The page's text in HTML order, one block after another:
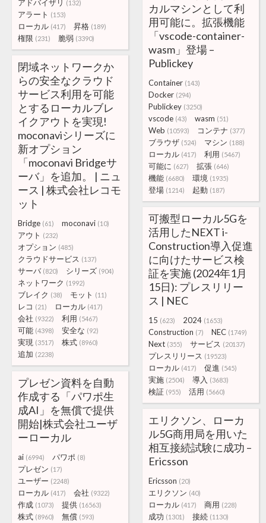
アドバイザリ (132)
アラート (153)
ローカル (417) 昇格 (189)
権限 (231) 脆弱 (3390)
カルマシンとして利
用可能に。拡張機能
「vscode-container-
wasm」登場 –
Publickey
Container (143)
Docker (294)
Publickey (3250)
vscode (43) wasm (51)
Web (10593) コンテナ (377)
ブラウザ (524) マシン (188)
ローカル (417) 利用 (5467)
可能に (627) 拡張 (646)
機能 (6680) 環境 (1935)
登場 (1214) 起動 (187)
閉域ネットワークか
らの安全なクラウド
サービス利用を可能
とするローカルブレ
イクアウトを実現!
moconaviシリーズに
新オプション
「moconavi Bridgeサ
ーバ」を追加。 | ニュ
ース | 株式会社レコモ
ット
Bridge (61) moconavi (10)
アウト (232)
オプション (485)
クラウドサービス (137)
サーバ (820) シリーズ (904)
ネットワーク (1992)
ブレイク (38) モット (11)
レコ (21) ローカル (417)
会社 (9322) 利用 (5467)
可能 (4398) 安全な (92)
実現 (3517) 株式 (8960)
追加 (2238)
可搬型ローカル5Gを
活用したNEXT i-
Construction導入促進
に向けたサービス検
証を実施 (2024年1月
15日): プレスリリー
ス | NEC
15 (623) 2024 (1653)
Construction (7) NEC (1749)
Next (355) サービス (20137)
プレスリリース (19523)
ローカル (417) 促進 (545)
実施 (2504) 導入 (3683)
検証 (955) 活用 (5660)
プレゼン資料を自動
作成する「パワポ生
成AI」を無償で提供
開始|株式会社ユーザ
ーローカル
ai (6994) パワポ (8)
プレゼン (17)
ユーザー (2248)
ローカル (417) 会社 (9322)
作成 (1073) 提供 (16563)
株式 (8960) 無償 (593)
エリクソン、ローカ
ル5G商用局を用いた
相互接続試験に成功 –
Ericsson
Ericsson (20)
エリクソン (40)
ローカル (417) 商用 (228)
成功 (1301) 接続 (1130)